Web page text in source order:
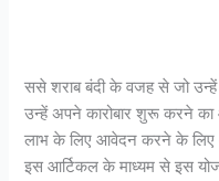
ससे शराब बंदी के वजह से जो उन्हें
उन्हें अपने कारोबार शुरू करने
लाभ के लिए आवेदन करने के लिए
इस आर्टिकल के माध्यम से इस